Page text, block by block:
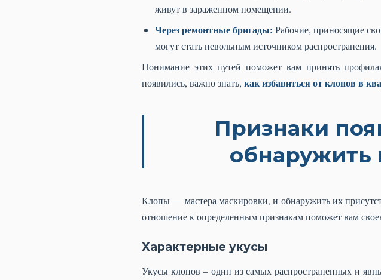
живут в зараженном помещении.
Через ремонтные бригады: Рабочие, приносящие
могут стать невольным источником распространения.
Понимание этих путей поможет вам принять
появились, важно знать, как избавиться от клопов в
Признаки
обнаружить
Клопы — мастера маскировки, и обнаружить их
отношение к определенным признакам поможет вам
Характерные укусы
Укусы клопов – один из самых распространенных и